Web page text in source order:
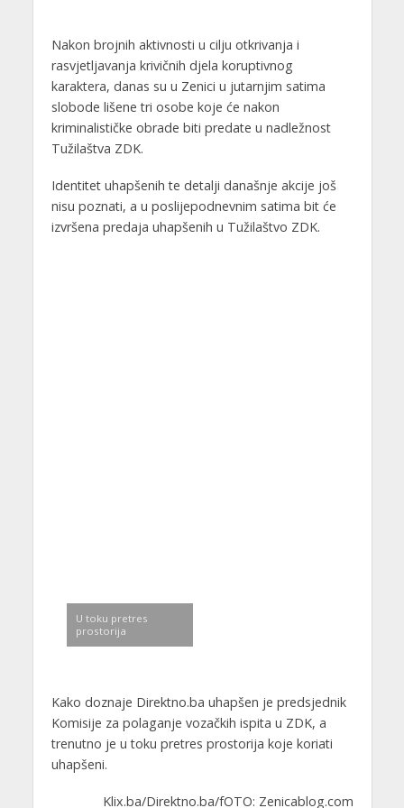
Nakon brojnih aktivnosti u cilju otkrivanja i
rasvjetljavanja krivičnih djela koruptivnog
karaktera, danas su u Zenici u jutarnjim satima
slobode lišene tri osobe koje će nakon
kriminalističke obrade biti predate u nadležnost
Tužilaštva ZDK.
Identitet uhapšenih te detalji današnje akcije još
nisu poznati, a u poslijepodnevnim satima bit će
izvršena predaja uhapšenih u Tužilaštvo ZDK.
U toku pretres
prostorija
Kako doznaje Direktno.ba uhapšen je predsjednik
Komisije za polaganje vozačkih ispita u ZDK, a
trenutno je u toku pretres prostorija koje koriati
uhapšeni.
Klix.ba/Direktno.ba/fOTO: Zenicablog.com